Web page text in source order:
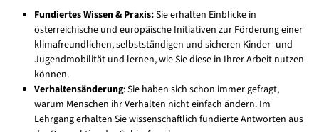
Fundiertes Wissen & Praxis:Sie erhalten Einblicke in
österreichische und europäische Initiativen zur Förderung einer
klimafreundlichen, selbstständigen und sicheren Kinder- und
Jugendmobilität und lernen, wie Sie diese in Ihrer Arbeit nutzen
können.
Verhaltensänderung: Sie haben sich schon immer gefragt,
warum Menschen ihr Verhalten nicht einfach ändern. Im
Lehrgang erhalten Sie wissenschaftlich fundierte Antworten aus